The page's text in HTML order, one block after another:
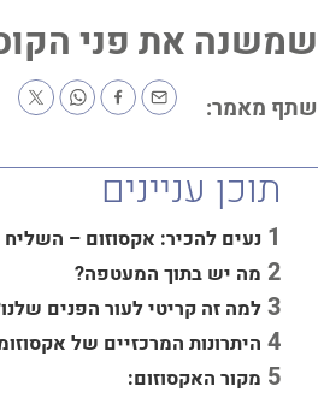
את פני
מאמר:
תוכן עניינים
נעים להכיר: אקסוזום – השליח
מה יש בתוך המעטפה?
למה זה קריטי לעור הפנים שלנו?
היתרונות המרכזיים של
מקור האקסוזום: